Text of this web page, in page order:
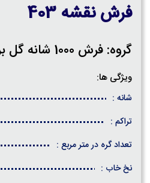
فرش نقشه 403
گروه: فرش 1000 شانه گل برجسته
ویژگی ها:
شانه :
تراکم :
تعداد گره در متر مربع :
نخ خاب :